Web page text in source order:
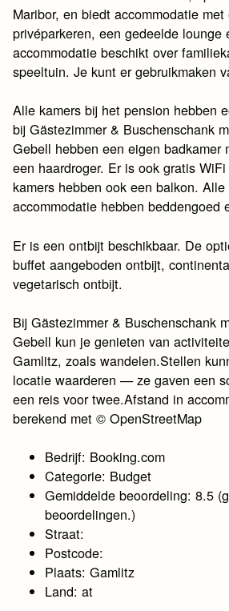
Maribor, en biedt accommodatie
privéparkeren, een gedeelde lounge
accommodatie beschikt over
speeltuin. Je kunt er gebruikmaken
Alle kamers bij het pension hebben
bij Gästezimmer & Buschenschank
Gebell hebben een eigen badkamer
een haardroger. Er is ook gratis
kamers hebben ook een balkon.
accommodatie hebben beddengoed
Er is een ontbijt beschikbaar. De
buffet aangeboden ontbijt,
vegetarisch ontbijt.
Bij Gästezimmer & Buschenschank
Gebell kun je genieten van
Gamlitz, zoals wandelen.Stellen
locatie waarderen — ze gaven een
een reis voor twee.Afstand in
berekend met © OpenStreetMap
Bedrijf: Booking.com
Categorie: Budget
Gemiddelde beoordeling: 8.5
beoordelingen.)
Straat:
Postcode:
Plaats: Gamlitz
Land: at